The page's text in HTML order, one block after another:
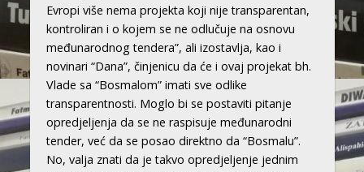
Evropi više nema projekta koji nije transparentan,
kontroliran i o kojem se ne odlučuje na osnovu
međunarodnog tendera”, ali izostavlja, kao i
novinari “Dana”, činjenicu da će i ovaj projekat bh.
Vlade sa “Bosmalom” imati sve odlike
transparentnosti. Moglo bi se postaviti pitanje
opredjeljenja da se ne raspisuje međunarodni
tender, već da se posao direktno da “Bosmalu”.
No, valja znati da je takvo opredjeljenje jednim